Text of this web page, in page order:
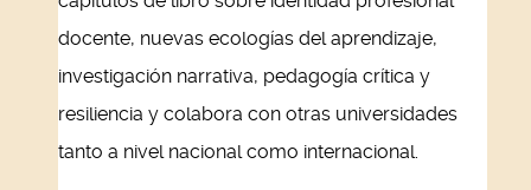
docente, nuevas ecologías del aprendizaje,
investigación narrativa, pedagogía crítica y
resiliencia y colabora con otras universidades
tanto a nivel nacional como internacional.